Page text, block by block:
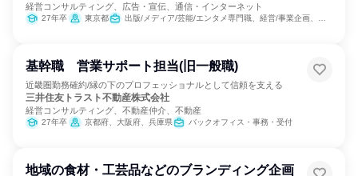
経営コンサルティング、広告・宣伝、通信・インターネット
27年卒 東京都 出版/メディア/芸能/エンタメ専門職、経営/事業企画、マーケティング・広告・宣伝
基幹職 営業サポート担当(旧一般職)
近畿圏勤務確約/縁の下のプロフェッショナルとして信頼を支える
三井住友トラスト不動産株式会社
経営コンサルティング、不動産仲介、不動産
27年卒 京都府、大阪府、兵庫県 バックオフィス・事務・受付
地域の食材・工芸品などのブランディング企画